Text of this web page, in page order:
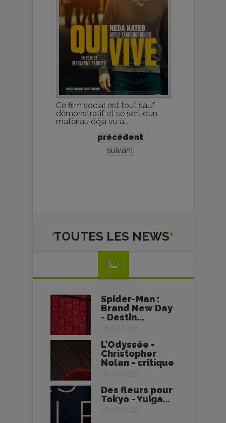
Ce film social est tout sauf
démonstratif et se sert d’un
matériau déjà vu à...
précédent
suivant
TOUTES LES NEWS
Spider-Man :
Brand New Day
- Destin...
06/08/2026
L’Odyssée -
Christopher
Nolan - critique
06/08/2026
Des fleurs pour
Tokyo - Yuiga...
06/08/2026